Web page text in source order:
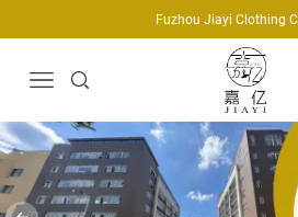
Fuzhou Jiayi Clothing